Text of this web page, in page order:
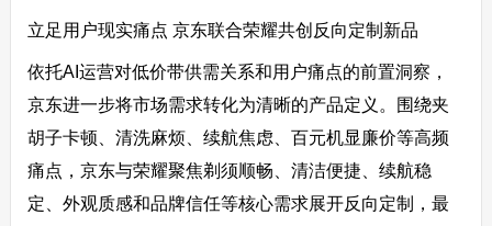
立足用户现实痛点 京东联合荣耀共创反向定制新品
依托AI运营对低价带供需关系和用户痛点的前置洞察，
京东进一步将市场需求转化为清晰的产品定义。围绕夹
胡子卡顿、清洗麻烦、续航焦虑、百元机显廉价等高频
痛点，京东与荣耀聚焦剃须顺畅、清洁便捷、续航稳
定、外观质感和品牌信任等核心需求展开反向定制，最